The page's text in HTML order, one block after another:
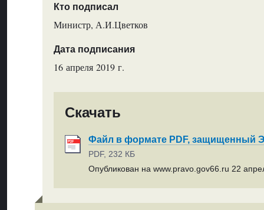
Кто подписал
Министр, А.И.Цветков
Дата подписания
16 апреля 2019 г.
Скачать
Файл в формате PDF, защищенный
PDF, 232 КБ
Опубликован на www.pravo.gov66.ru 22